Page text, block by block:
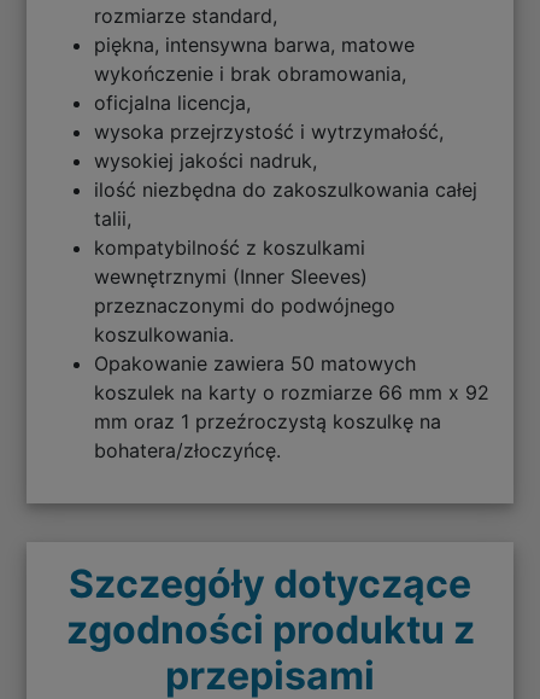
rozmiarze standard,
piękna, intensywna barwa, matowe
wykończenie i brak obramowania,
oficjalna licencja,
wysoka przejrzystość i wytrzymałość,
wysokiej jakości nadruk,
ilość niezbędna do zakoszulkowania całej
talii,
kompatybilność z koszulkami
wewnętrznymi (Inner Sleeves)
przeznaczonymi do podwójnego
koszulkowania.
Opakowanie zawiera 50 matowych
koszulek na karty o rozmiarze 66 mm x 92
mm oraz 1 przeźroczystą koszulkę na
bohatera/złoczyńcę.
Szczegóły dotyczące
zgodności produktu z
przepisami